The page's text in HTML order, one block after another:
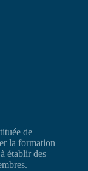
de
la formation
établir des